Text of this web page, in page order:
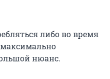
либо во время
нюанс.